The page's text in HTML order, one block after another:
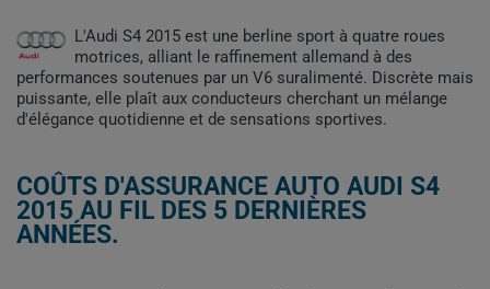
L'Audi S4 2015 est une berline sport à quatre roues
motrices, alliant le raffinement allemand à des
performances soutenues par un V6 suralimenté. Discrète mais
puissante, elle plaît aux conducteurs cherchant un mélange
d'élégance quotidienne et de sensations sportives.
COÛTS D'ASSURANCE AUTO AUDI S4
2015 AU FIL DES 5 DERNIÈRES
ANNÉES.